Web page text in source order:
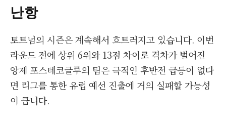
난항
토트넘의 시즌은 계속해서 흐트러지고 있습니다. 이번
라운드 전에 상위 6위와 13점 차이로 격차가 벌어진
앙제 포스테코글루의 팀은 극적인 후반전 급등이 없다
면 리그를 통한 유럽 예선 진출에 거의 실패할 가능성
이 큽니다.